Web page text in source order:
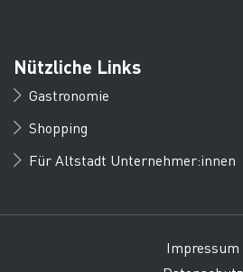
Nützliche Links
Gastronomie
Shopping
Für Altstadt Unternehmer:innen
Impressum